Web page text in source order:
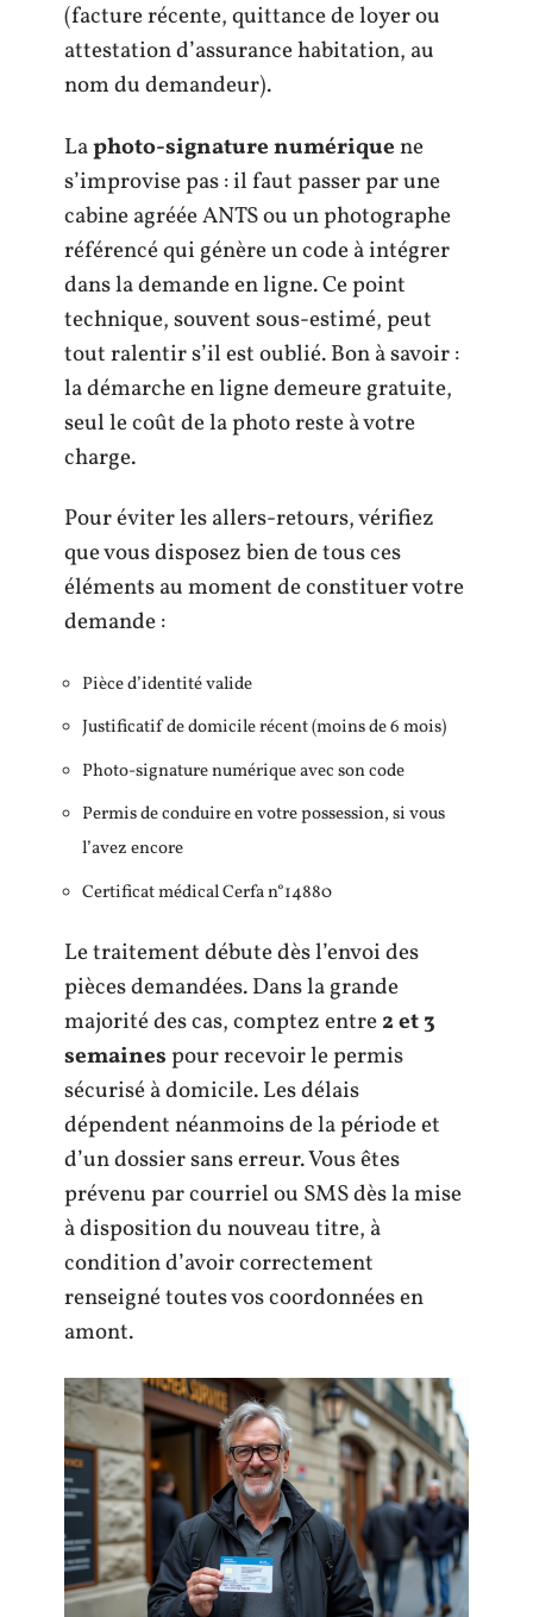
(facture récente, quittance de loyer ou
attestation d’assurance habitation, au
nom du demandeur).
Laphoto-signature numériquene
s’improvise pas : il faut passer par une
cabine agréée ANTS ou un photographe
référencé qui génère un code à intégrer
dans la demande en ligne. Ce point
technique, souvent sous-estimé, peut
tout ralentir s’il est oublié. Bon à savoir :
la démarche en ligne demeure gratuite,
seul le coût de la photo reste à votre
charge.
Pour éviter les allers-retours, vérifiez
que vous disposez bien de tous ces
éléments au moment de constituer votre
demande :
Pièce d’identité valide
Justificatif de domicile récent (moins de 6 mois)
Photo-signature numérique avec son code
Permis de conduire en votre possession, si vous
l’avez encore
Certificat médical Cerfa n°14880
Le traitement débute dès l’envoi des
pièces demandées. Dans la grande
majorité des cas, comptez entre2 et 3
semainespour recevoir le permis
sécurisé à domicile. Les délais
dépendent néanmoins de la période et
d’un dossier sans erreur. Vous êtes
prévenu par courriel ou SMS dès la mise
à disposition du nouveau titre, à
condition d’avoir correctement
renseigné toutes vos coordonnées en
amont.